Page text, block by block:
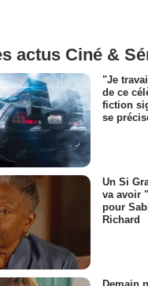
actus Ciné &
"Je
de ce
fiction
se
Un Si
va avoir
pour
Richard